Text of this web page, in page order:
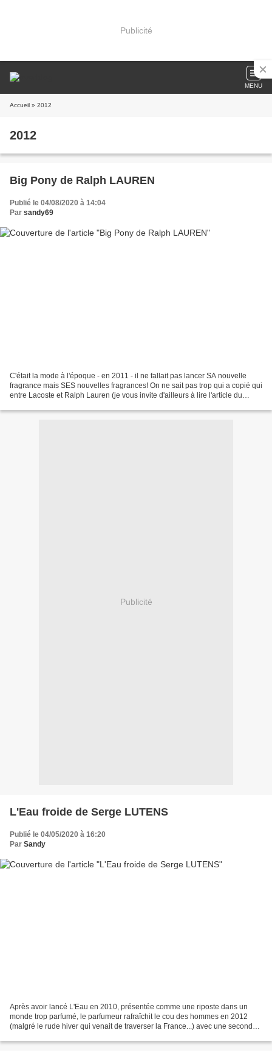
Publicité
MENU
Accueil » 2012
2012
Big Pony de Ralph LAUREN
Publié le 04/08/2020 à 14:04
Par sandy69
C'était la mode à l'époque - en 2011 - il ne fallait pas lancer SA nouvelle
fragrance mais SES nouvelles fragrances! On ne sait pas trop qui a copié qui
entre Lacoste et Ralph Lauren (je vous invite d'ailleurs à lire l'article du
Publicité
L'Eau froide de Serge LUTENS
Publié le 04/05/2020 à 16:20
Par Sandy
Après avoir lancé L'Eau en 2010, présentée comme une riposte dans un
monde trop parfumé, le parfumeur rafraîchit le cou des hommes en 2012
(malgré le rude hiver qui venait de traverser la France...) avec une seconde